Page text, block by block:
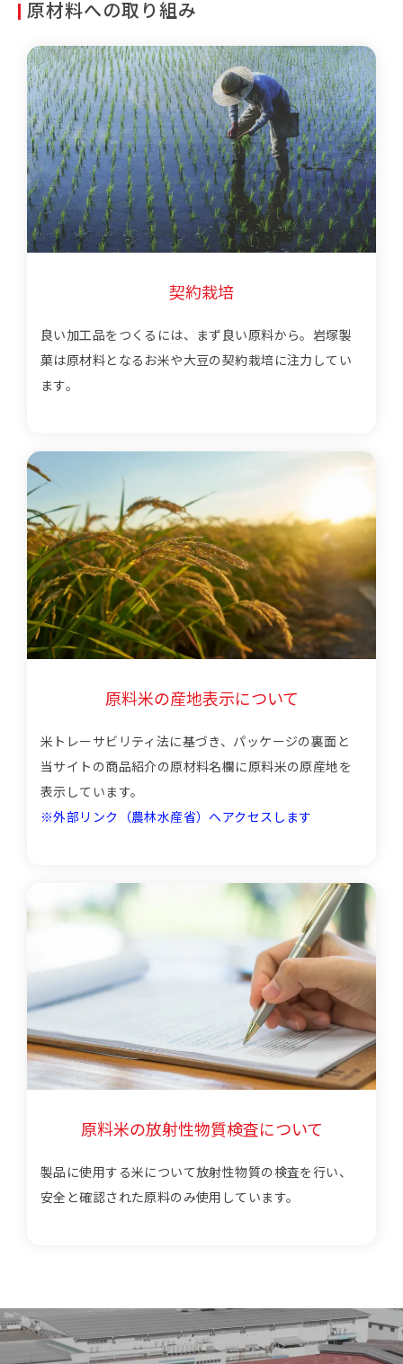
原材料への取り組み
契約栽培
良い加工品をつくるには、まず良い原料から。岩塚製
菓は原材料となるお米や大豆の契約栽培に注力してい
ます。
原料米の産地表示について
米トレーサビリティ法に基づき、パッケージの裏面と
当サイトの商品紹介の原材料名欄に原料米の原産地を
表示しています。
※外部リンク（農林水産省）へアクセスします
原料米の放射性物質検査について
製品に使用する米について放射性物質の検査を行い、
安全と確認された原料のみ使用しています。